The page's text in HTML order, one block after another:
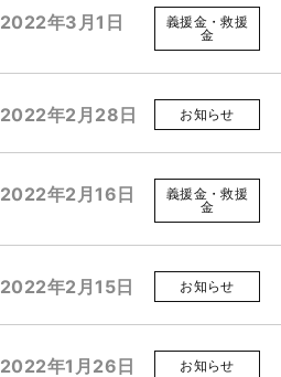
2022年3月1日
義援金・救援
金
2022年2月28日 お知らせ
2022年2月16日
義援金・救援
金
2022年2月15日 お知らせ
2022年1月26日 お知らせ